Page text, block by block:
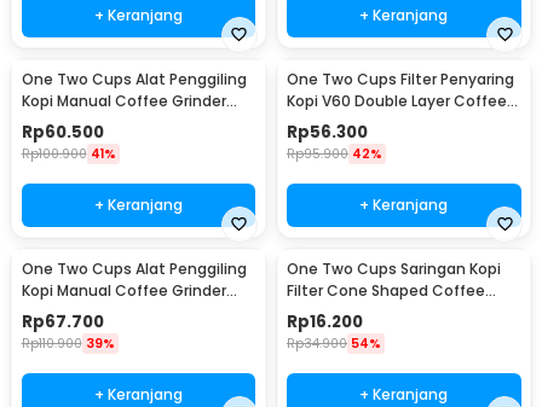
+ Keranjang + Keranjang
One Two Cups Alat Penggiling
Kopi Manual Coffee Grinder
Adjustable - RHNHA0176
Rp60.500
Rp100.900 41%
+ Keranjang
One Two Cups Filter Penyaring
Kopi V60 Double Layer Coffee
Filter - FS-40S
Rp56.300
Rp95.900 42%
+ Keranjang
One Two Cups Alat Penggiling
Kopi Manual Coffee Grinder
Adjustable - CF4146
Rp67.700
Rp110.900 39%
+ Keranjang
One Two Cups Saringan Kopi
Filter Cone Shaped Coffee
Dripper 1 PCS - K741
Rp16.200
Rp34.900 54%
+ Keranjang